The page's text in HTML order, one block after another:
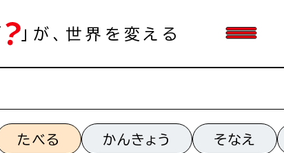
」が、世界を変える
たべる かんきょう そなえ